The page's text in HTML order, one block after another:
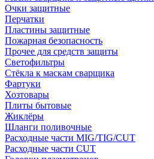
Очки защитные
Перчатки
Пластины защитные
Пожарная безопасность
Прочее для средств защиты
Светофильтры
Стёкла к маскам сварщика
Фартуки
Хозтовары
Плиты бытовые
Жиклёры
Шланги поливочные
Расходные части MIG/TIG/CUT
Расходные части CUT